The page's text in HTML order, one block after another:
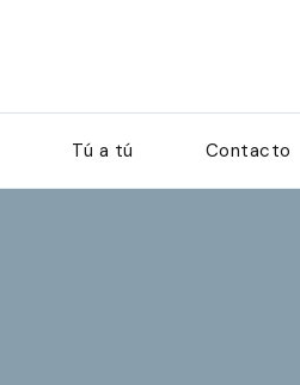
Tú a tú Contacto